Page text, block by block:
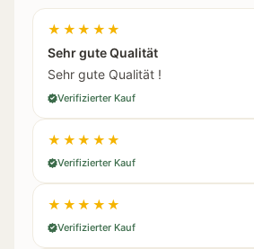
★★★★★
Sehr gute Qualität
Sehr gute Qualität !
Verifizierter Kauf
★★★★★
Verifizierter Kauf
★★★★★
Verifizierter Kauf